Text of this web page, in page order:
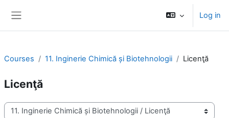
Log in
Courses 11. Inginerie Chimică și Biotehnologii Licenţă
Licenţă
Course categories